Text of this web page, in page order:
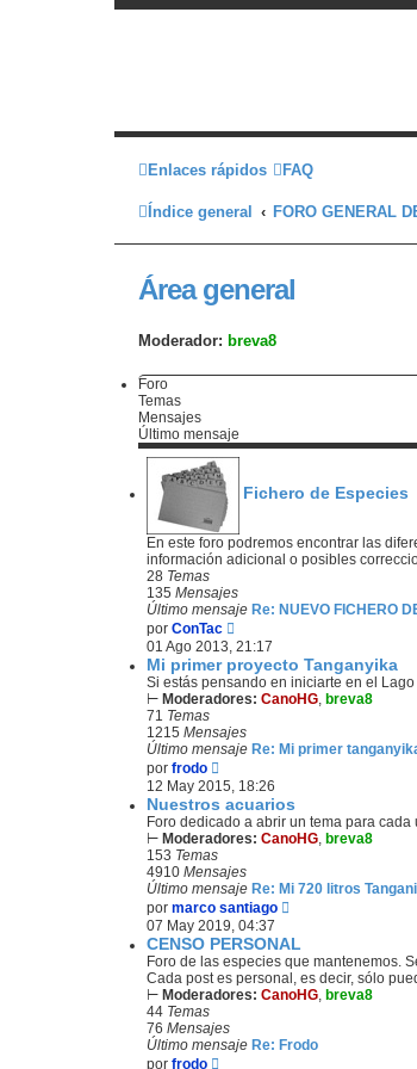
Enlaces rápidos FAQ
Índice general FORO GENERAL
Área general
Moderador: breva8
Foro
Temas
Mensajes
Último mensaje
Fichero de Especies
En este foro podremos encontrar las
información adicional o posibles
28 Temas
135 Mensajes
Último mensaje Re: NUEVO FICHERO
por ConTac
e
ú
l
m
o
e
n
s
a
e
01 Ago 2013, 21:17
Mi primer proyecto Tanganyika
Si estás pensando en iniciarte en el
⊢ Moderadores: CanoHG breva8
71 Temas
1215 Mensajes
Último mensaje Re: Mi primer
por frodo
e
ú
l
t
m
o
m
e
n
s
a
j
12 May 2015, 18:26
Nuestros acuarios
Foro dedicado a abrir un tema para
⊢ Moderadores: CanoHG breva8
153 Temas
4910 Mensajes
Último mensaje Re: Mi 720 litros
por marco santiago
r
ú
l
t
i
m
07 May 2019, 04:37
CENSO PERSONAL
Foro de las especies que mantenemos.
Cada post es personal, es decir, sólo
⊢ Moderadores: CanoHG breva8
44 Temas
76 Mensajes
Último mensaje Re: Frodo
por frodo